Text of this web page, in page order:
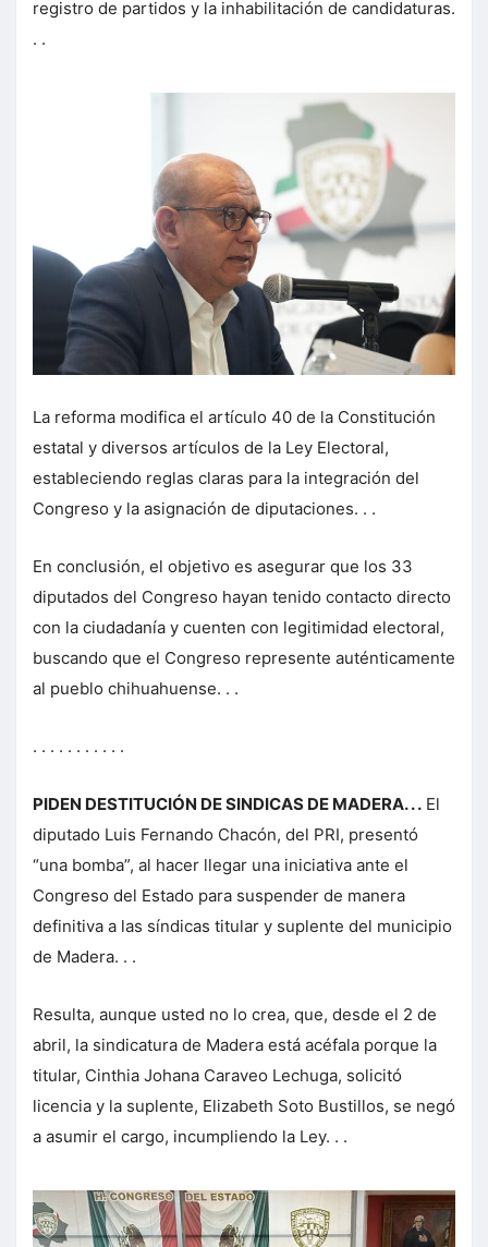
registro de partidos y la inhabilitación de candidaturas.
. .
La reforma modifica el artículo 40 de la Constitución
estatal y diversos artículos de la Ley Electoral,
estableciendo reglas claras para la integración del
Congreso y la asignación de diputaciones. . .
En conclusión, el objetivo es asegurar que los 33
diputados del Congreso hayan tenido contacto directo
con la ciudadanía y cuenten con legitimidad electoral,
buscando que el Congreso represente auténticamente
al pueblo chihuahuense. . .
. . . . . . . . . . .
PIDEN DESTITUCIÓN DE SINDICAS DE MADERA. . . El
diputado Luis Fernando Chacón, del PRI, presentó
“una bomba”, al hacer llegar una iniciativa ante el
Congreso del Estado para suspender de manera
definitiva a las síndicas titular y suplente del municipio
de Madera. . .
Resulta, aunque usted no lo crea, que, desde el 2 de
abril, la sindicatura de Madera está acéfala porque la
titular, Cinthia Johana Caraveo Lechuga, solicitó
licencia y la suplente, Elizabeth Soto Bustillos, se negó
a asumir el cargo, incumpliendo la Ley. . .